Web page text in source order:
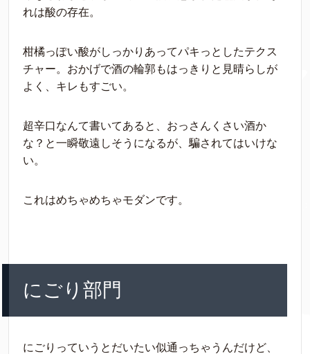
れは酸の存在。
柑橘っぽい酸がしっかりあってパキっとしたテクス
チャー。おかげで酒の輪郭もはっきりと見晴らしが
よく、キレもすごい。
超辛口なんて書いてあると、おっさんくさい酒か
な？と一瞬敬遠しそうになるが、騙されてはいけな
い。
これはめちゃめちゃモダンです。
にごり部門
にごりっていうとだいたい似通っちゃうんだけど、